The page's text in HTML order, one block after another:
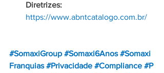
Diretrizes:
https://www.abntcatalogo.com.br/
#SomaxiGroup #Somaxi6Anos #Somaxi
Franquias #Privacidade #Compliance #P